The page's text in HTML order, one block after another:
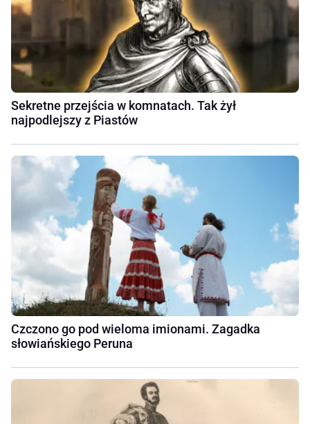
Sekretne przejścia w komnatach. Tak żył
najpodlejszy z Piastów
Czczono go pod wieloma imionami. Zagadka
słowiańskiego Peruna